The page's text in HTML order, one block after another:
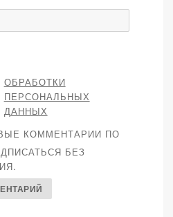
ОБРАБОТКИ
ПЕРСОНАЛЬНЫХ
ДАННЫХ
КОММЕНТАРИИ ПО
БЕЗ